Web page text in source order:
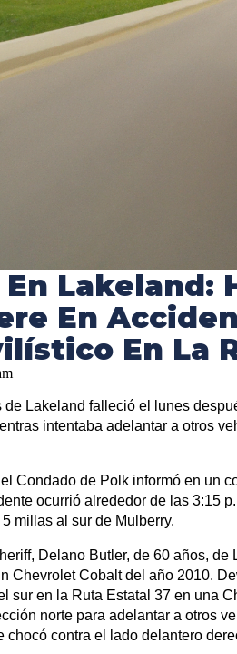
Lakeland:
En
En La
de Lakeland falleció el lunes
intentaba adelantar a otros
Condado de Polk informó en un
ocurrió alrededor de las 3:15
millas al sur de Mulberry.
Delano Butler, de 60 años,
Chevrolet Cobalt del año 2010.
sur en la Ruta Estatal 37 en una
norte para adelantar a otros
chocó contra el lado delantero